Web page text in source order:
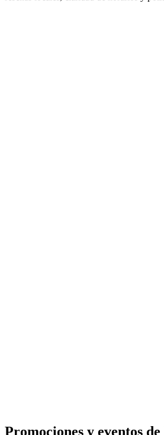
Promociones y eventos